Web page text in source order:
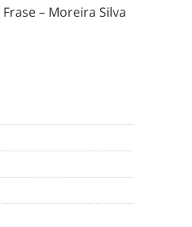
Frase – Moreira Silva